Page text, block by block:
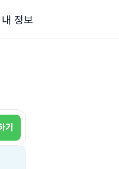
내 정보
기